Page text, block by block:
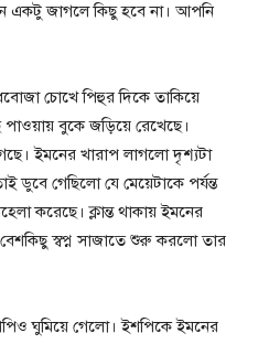
একটু জাগলে কিছু হবে না। আপনি
চোখে পিহুর দিকে তাকিয়ে
বুকে জড়িয়ে রেখেছে।
ইমনের খারাপ লাগলো দৃশ্যটা
ডুবে গেছিলো যে মেয়েটাকে পর্যন্ত
করেছে। ক্লান্ত থাকায় ইমনের
স্বপ্ন সাজাতে শুরু করলো তার
ঘুমিয়ে গেলো। ইশপিকে ইমনের